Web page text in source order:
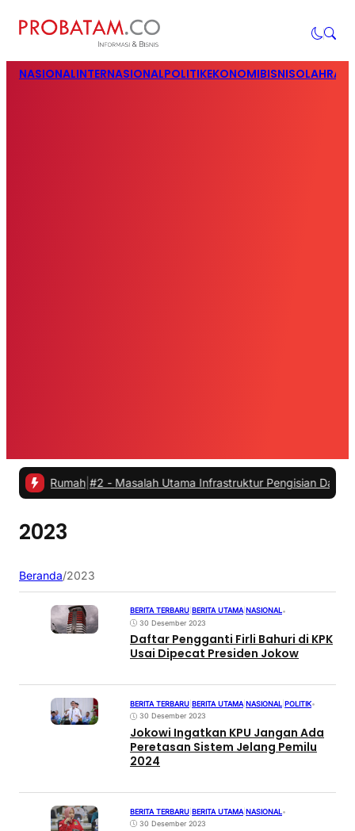
NASIONALINTERNASIONALPOLITIKEKONOMIBISNIS
#2 -Masalah Utama Infrastruktur Pengisian Daya untuk
2023
Beranda/2023
BERITA TERBARU BERITA UTAMA NASIONAL•
30 Desember 2023
Daftar Pengganti Firli Bahuri di KPK
Usai Dipecat Presiden Jokow
BERITA TERBARU BERITA UTAMA NASIONAL POLITIK•
30 Desember 2023
Jokowi Ingatkan KPU Jangan Ada
Peretasan Sistem Jelang Pemilu
2024
BERITA TERBARU BERITA UTAMA NASIONAL•
30 Desember 2023